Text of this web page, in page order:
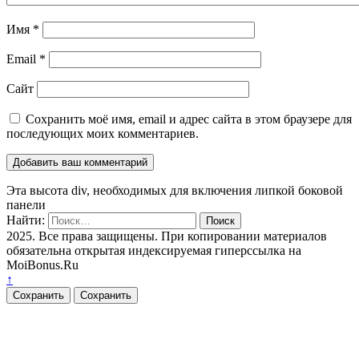
Имя *
Email *
Сайт
Сохранить моё имя, email и адрес сайта в этом браузере для
последующих моих комментариев.
Эта высота div, необходимых для включения липкой боковой
панели
Найти:
2025. Все права защищены. При копировании материалов
обязательна открытая индексируемая гиперссылка на
MoiBonus.Ru
↑